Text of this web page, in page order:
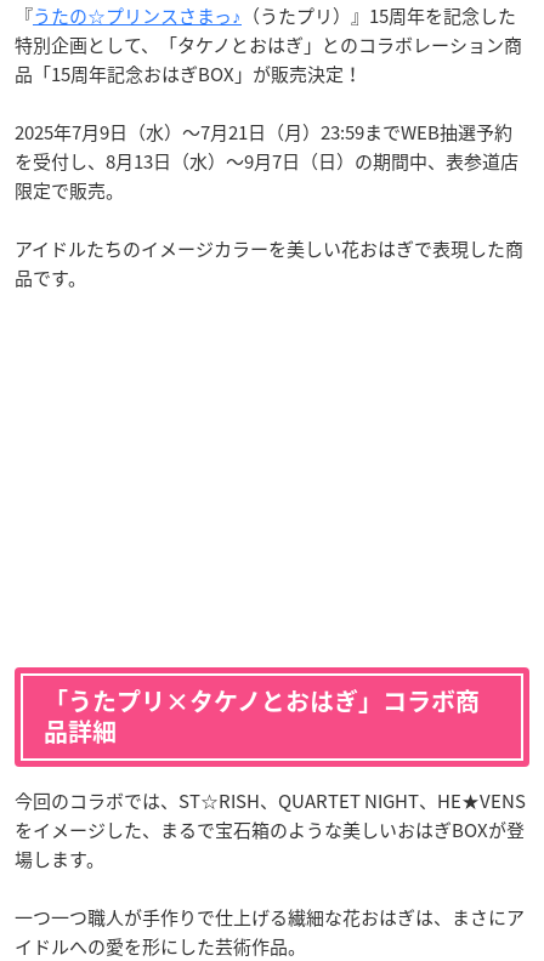
『うたの☆プリンスさまっ♪ （うたプリ）』15周年を記念した
特別企画として、「タケノとおはぎ」とのコラボレーション商
品「15周年記念おはぎBOX」が販売決定！
2025年7月9日（水）～7月21日（月）23:59までWEB抽選予約
を受付し、8月13日（水）～9月7日（日）の期間中、表参道店
限定で販売。
アイドルたちのイメージカラーを美しい花おはぎで表現した商
品です。
「うたプリ×タケノとおはぎ」コラボ商
品詳細
今回のコラボでは、ST☆RISH、QUARTET NIGHT、HE★VENS
をイメージした、まるで宝石箱のような美しいおはぎBOXが登
場します。
一つ一つ職人が手作りで仕上げる繊細な花おはぎは、まさにア
イドルへの愛を形にした芸術作品。